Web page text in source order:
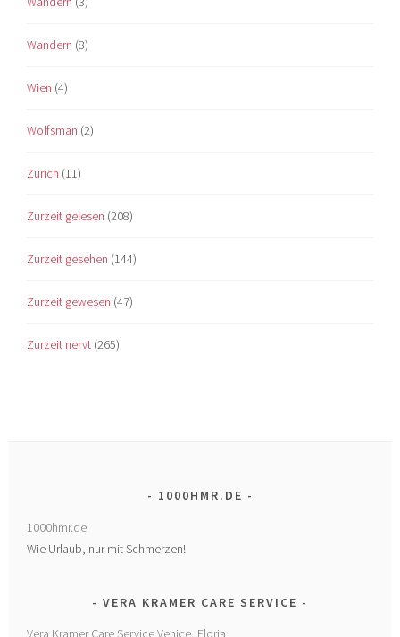
Wandern (8)
Wien (4)
Wolfsman (2)
Zürich (11)
Zurzeit gelesen (208)
Zurzeit gesehen (144)
Zurzeit gewesen (47)
Zurzeit nervt (265)
1000HMR.DE
1000hmr.de
Wie Urlaub, nur mit Schmerzen!
VERA KRAMER CARE SERVICE